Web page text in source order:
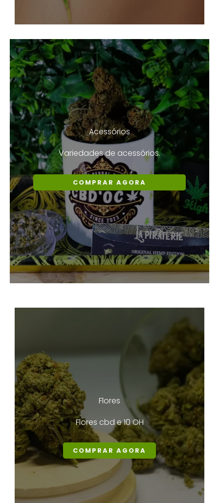
Acessórios
Variedades de acessórios.
COMPRAR AGORA
Flores
Flores cbd e 10 OH
COMPRAR AGORA